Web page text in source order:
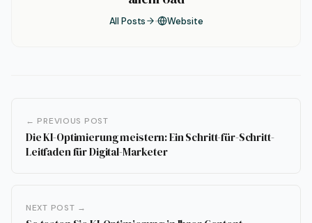
All Posts Website
← PREVIOUS POST
Die KI-Optimierung meistern: Ein Schritt-für-Schritt-
Leitfaden für Digital-Marketer
NEXT POST →